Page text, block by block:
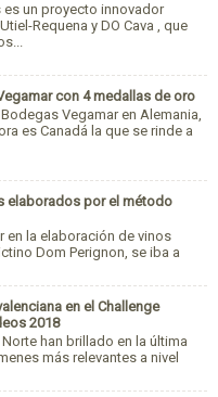
un proyecto innovador
Requena y DO Cava , que
con 4 medallas de oro
Vegamar en Alemania,
es Canadá la que se rinde a
elaborados por el método
en la elaboración de vinos
Dom Perignon, se iba a
en el Challenge
2018
han brillado en la última
más relevantes a nivel